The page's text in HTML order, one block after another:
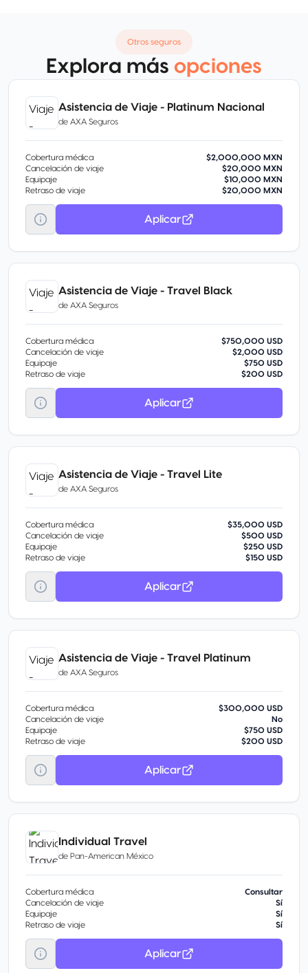
Otros seguros
Explora más opciones
Asistencia de Viaje - Platinum Nacional
de AXA Seguros
Cobertura médica
$2,000,000 MXN
Cancelación de viaje
$20,000 MXN
Equipaje
$10,000 MXN
Retraso de viaje
$20,000 MXN
Aplicar
Asistencia de Viaje - Travel Black
de AXA Seguros
Cobertura médica
$750,000 USD
Cancelación de viaje
$2,000 USD
Equipaje
$750 USD
Retraso de viaje
$200 USD
Aplicar
Asistencia de Viaje - Travel Lite
de AXA Seguros
Cobertura médica
$35,000 USD
Cancelación de viaje
$500 USD
Equipaje
$250 USD
Retraso de viaje
$150 USD
Aplicar
Asistencia de Viaje - Travel Platinum
de AXA Seguros
Cobertura médica
$300,000 USD
Cancelación de viaje
No
Equipaje
$750 USD
Retraso de viaje
$200 USD
Aplicar
Individual Travel
de Pan-American México
Cobertura médica
Consultar
Cancelación de viaje
Sí
Equipaje
Sí
Retraso de viaje
Sí
Aplicar